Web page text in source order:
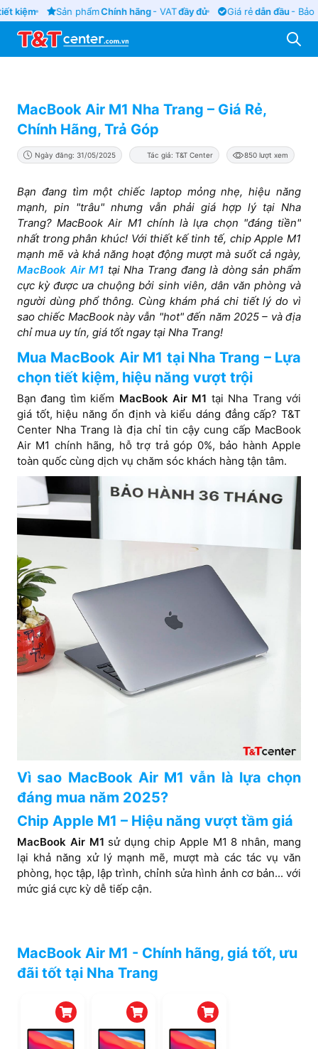
kiệm Sản phẩmChính hãng- VATđầy đủ Giá rẻ dẫn đầu- Bảo
MacBook Air M1 Nha Trang – Giá Rẻ,
Chính Hãng, Trả Góp
Ngày đăng: 31/05/2025 Tác giả: T&T Center 850 lượt xem
Bạn đang tìm một chiếc laptop mỏng nhẹ, hiệu năng
mạnh, pin "trâu" nhưng vẫn phải giá hợp lý tại Nha
Trang? MacBook Air M1 chính là lựa chọn "đáng tiền"
nhất trong phân khúc! Với thiết kế tinh tế, chip Apple M1
mạnh mẽ và khả năng hoạt động mượt mà suốt cả ngày,
MacBook Air M1 tại Nha Trang đang là dòng sản phẩm
cực kỳ được ưa chuộng bởi sinh viên, dân văn phòng và
người dùng phổ thông. Cùng khám phá chi tiết lý do vì
sao chiếc MacBook này vẫn "hot" đến năm 2025 – và địa
chỉ mua uy tín, giá tốt ngay tại Nha Trang!
Mua MacBook Air M1 tại Nha Trang – Lựa
chọn tiết kiệm, hiệu năng vượt trội
Bạn đang tìm kiếm MacBook Air M1 tại Nha Trang với
giá tốt, hiệu năng ổn định và kiểu dáng đẳng cấp? T&T
Center Nha Trang là địa chỉ tin cậy cung cấp MacBook
Air M1 chính hãng, hỗ trợ trả góp 0%, bảo hành Apple
toàn quốc cùng dịch vụ chăm sóc khách hàng tận tâm.
Vì sao MacBook Air M1 vẫn là lựa chọn
đáng mua năm 2025?
Chip Apple M1 – Hiệu năng vượt tầm giá
MacBook Air M1 sử dụng chip Apple M1 8 nhân, mang
lại khả năng xử lý mạnh mẽ, mượt mà các tác vụ văn
phòng, học tập, lập trình, chỉnh sửa hình ảnh cơ bản... với
mức giá cực kỳ dễ tiếp cận.
MacBook Air M1 - Chính hãng, giá tốt, ưu
đãi tốt tại Nha Trang